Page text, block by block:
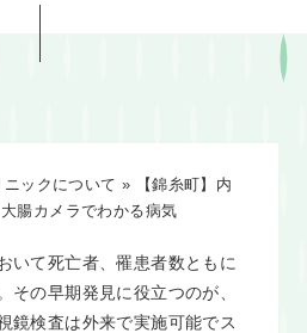
ックについて »
【錦糸町】内
腸カメラでわかる病気
いて死亡者、罹患者数ともに
その早期発見に役立つのが、
鏡検査は外来で実施可能でス